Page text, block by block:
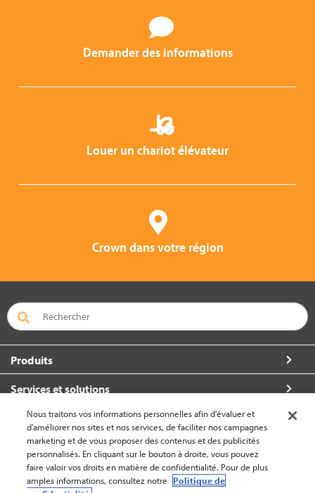
Demander des informations
Louer un chariot élévateur
Crown dans votre région
Produits
Services et solutions
À propos de Crown
Communiquez avec nous
Nous traitons vos informations personnelles afin d'évaluer et
d'améliorer nos sites et nos services, de faciliter nos campagnes
marketing et de vous proposer des contenus et des publicités
personnalisés. En cliquant sur le bouton à droite, vous pouvez
faire valoir vos droits en matière de confidentialité. Pour de plus
amples informations, consultez notre Politique de